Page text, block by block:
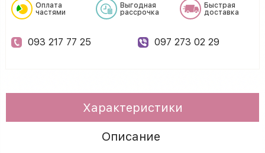
Оплата
частями
Выгодная
рассрочка
Быстрая
доставка
093 217 77 25 097 273 02 29
Характеристики
Описание